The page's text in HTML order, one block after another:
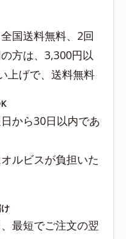
国送料無料、2回
方は、3,300円以
上げで、送料無料
から30日以内であ
ルビスが負担いた
最短でご注文の翌